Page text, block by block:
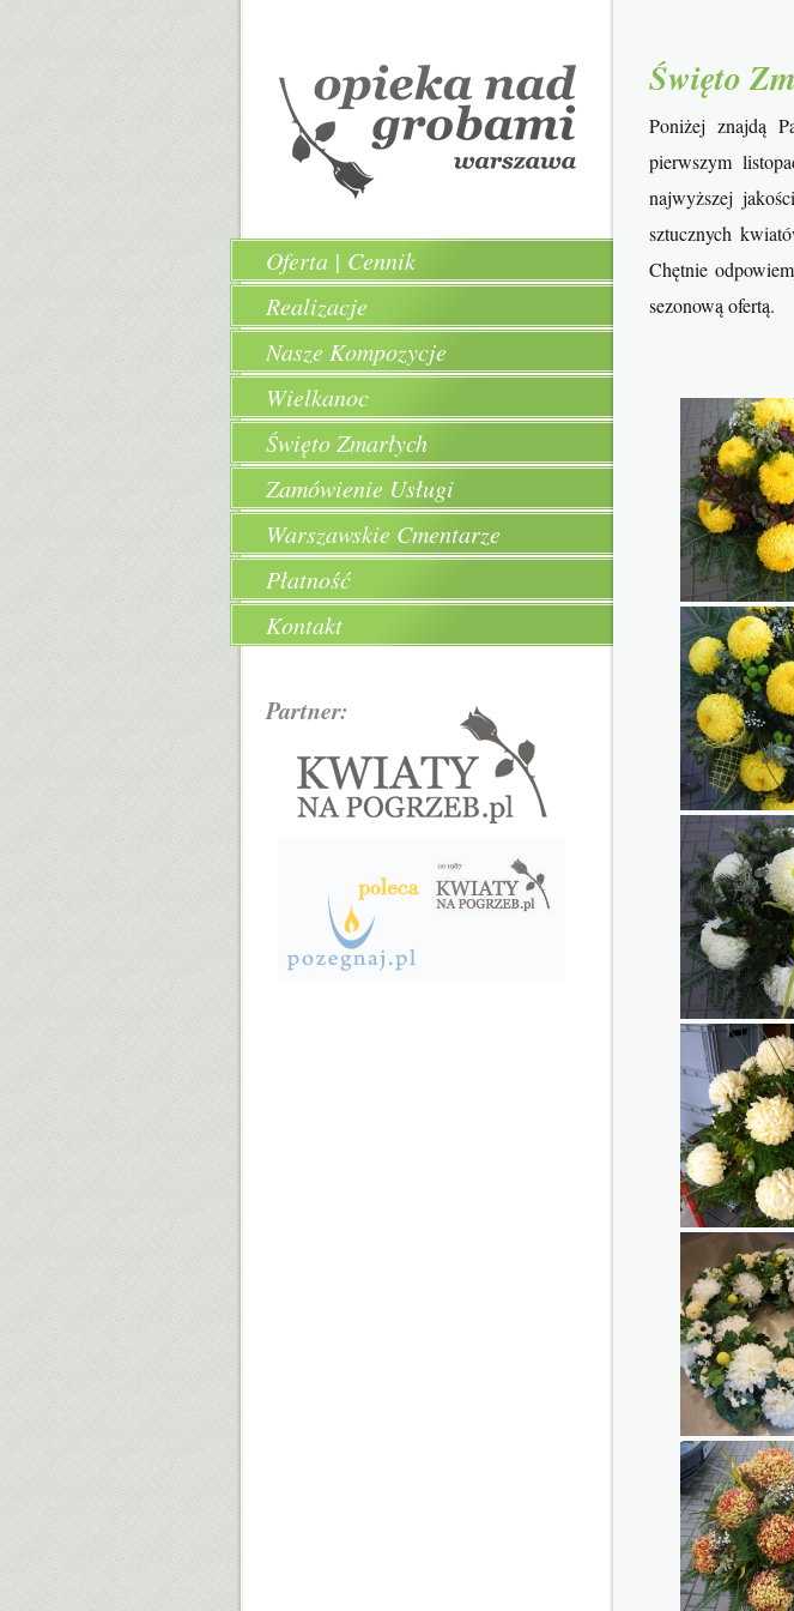
Oferta | Cennik
Realizacje
Nasze Kompozycje
Wielkanoc
Święto Zmarłych
Zamówienie Usługi
Warszawskie Cmentarze
Płatność
Kontakt
Partner:
Święto
Poniżej znajdą
pierwszym
najwyższej
sztucznych
Chętnie
sezonową ofertą.